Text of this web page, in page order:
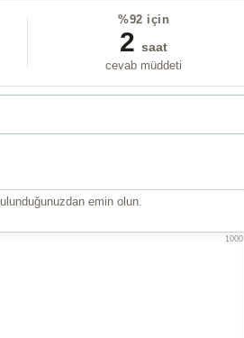
%92 için
2 saat
cevab müddeti
emin olun.
1000